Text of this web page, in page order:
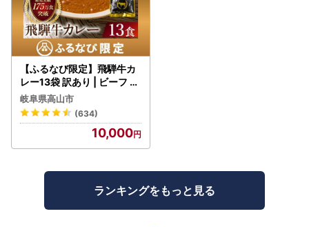
【ふるなび限定】飛騨牛カ
レー13袋 訳あり | ビーフ レ
トルト 訳あり DC006-CP
01 FN-Limited-VO
岐阜県高山市
(634)
10,000
ランキングをもっと見る